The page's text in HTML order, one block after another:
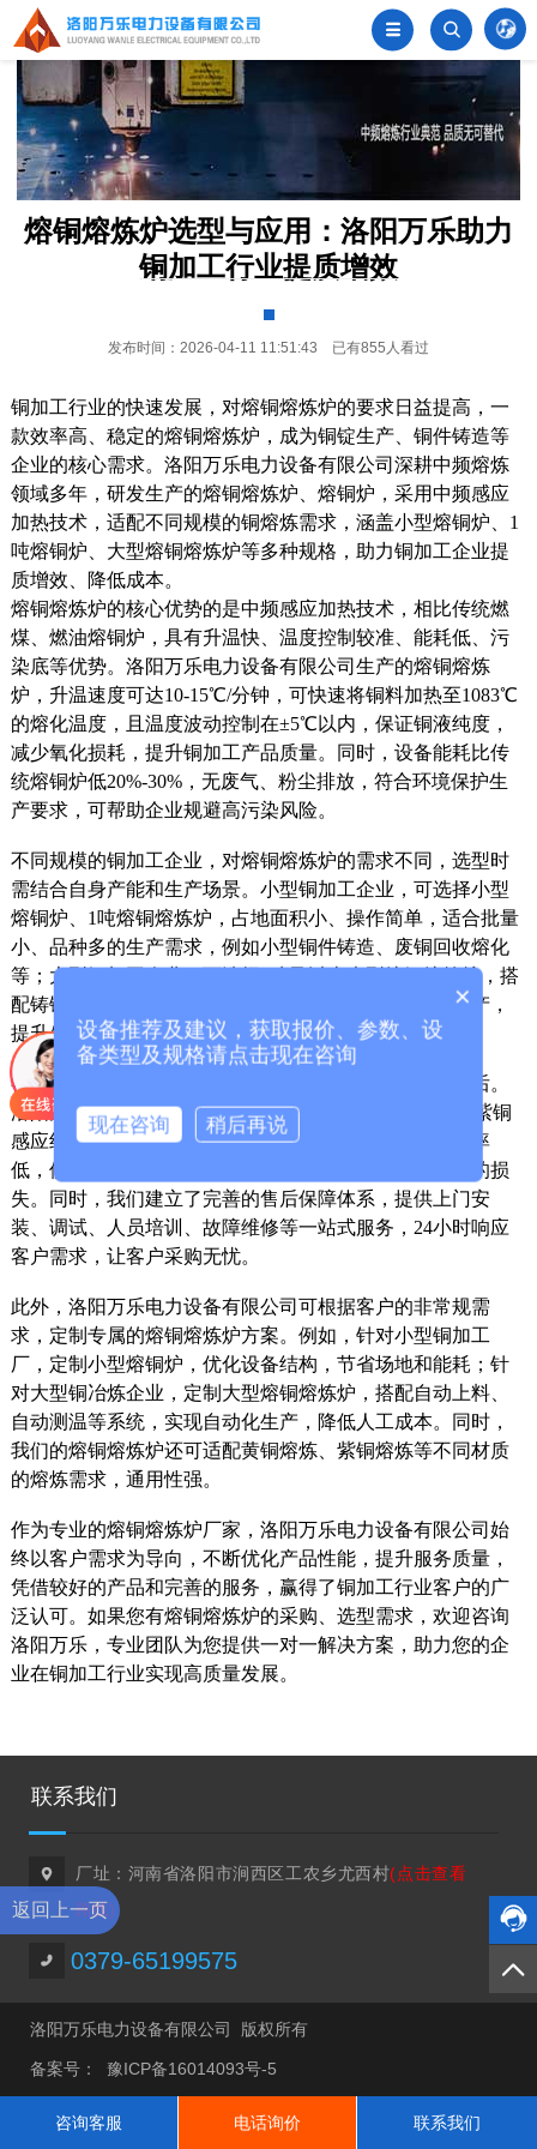
󦂺


熔铜熔炼炉选型与应用：洛阳万乐助力
铜加工行业提质增效
发布时间：2026-04-11 11:51:43 已有855人看过
返回上一页
铜加工行业的快速发展，对熔铜熔炼炉的要求日益提高，一
款效率高、稳定的熔铜熔炼炉，成为铜锭生产、铜件铸造等
企业的核心需求。洛阳万乐电力设备有限公司深耕中频熔炼
领域多年，研发生产的熔铜熔炼炉、熔铜炉，采用中频感应
加热技术，适配不同规模的铜熔炼需求，涵盖小型熔铜炉、1
吨熔铜炉、大型熔铜熔炼炉等多种规格，助力铜加工企业提
质增效、降低成本。
熔铜熔炼炉的核心优势的是中频感应加热技术，相比传统燃
煤、燃油熔铜炉，具有升温快、温度控制较准、能耗低、污
染底等优势。洛阳万乐电力设备有限公司生产的熔铜熔炼
炉，升温速度可达10-15℃/分钟，可快速将铜料加热至1083℃
的熔化温度，且温度波动控制在±5℃以内，保证铜液纯度，
减少氧化损耗，提升铜加工产品质量。同时，设备能耗比传
统熔铜炉低20%-30%，无废气、粉尘排放，符合环境保护生
产要求，可帮助企业规避高污染风险。
不同规模的铜加工企业，对熔铜熔炼炉的需求不同，选型时
需结合自身产能和生产场景。小型铜加工企业，可选择小型
熔铜炉、1吨熔铜熔炼炉，占地面积小、操作简单，适合批量
小、品种多的生产需求，例如小型铜件铸造、废铜回收熔化
等；大型铜加工企业，可选择2吨及以上大型熔铜熔炼炉，搭
配铸锭、冷却等辅助设备，实现铜熔炼、加工一体化生产，
提升生产效率，满足规模化生产需求。
很多企业在采购熔铜熔炼炉时，会关注设备的质量和售后。
洛阳万乐电力设备有限公司生产的熔铜熔炼炉，采用T2紫铜
感应线圈、耐温炉衬和节能控制系统，运行稳定，故障率
低，使用寿命长，可长期连续生产，减少设备停机带来的损
失。同时，我们建立了完善的售后保障体系，提供上门安
装、调试、人员培训、故障维修等一站式服务，24小时响应
客户需求，让客户采购无忧。
此外，洛阳万乐电力设备有限公司可根据客户的非常规需
求，定制专属的熔铜熔炼炉方案。例如，针对小型铜加工
厂，定制小型熔铜炉，优化设备结构，节省场地和能耗；针
对大型铜冶炼企业，定制大型熔铜熔炼炉，搭配自动上料、
自动测温等系统，实现自动化生产，降低人工成本。同时，
我们的熔铜熔炼炉还可适配黄铜熔炼、紫铜熔炼等不同材质
的熔炼需求，通用性强。
作为专业的熔铜熔炼炉厂家，洛阳万乐电力设备有限公司始
终以客户需求为导向，不断优化产品性能，提升服务质量，
凭借较好的产品和完善的服务，赢得了铜加工行业客户的广
泛认可。如果您有熔铜熔炼炉的采购、选型需求，欢迎咨询
洛阳万乐，专业团队为您提供一对一解决方案，助力您的企
业在铜加工行业实现高质量发展。
咨询客服 电话询价 联系我们


联系我们
 厂址：河南省洛阳市涧西区工农乡尤西村(点击查看
路线)
 0379-65199575
洛阳万乐电力设备有限公司 版权所有
备案号： 豫ICP备16014093号-5
×
设备推荐及建议，获取报价、参数、设
备类型及规格请点击现在咨询
现在咨询 稍后再说